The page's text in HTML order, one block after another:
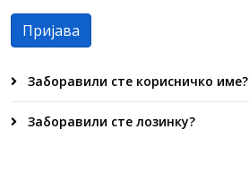
Пријава
Заборавили сте корисничко име?
Заборавили сте лозинку?